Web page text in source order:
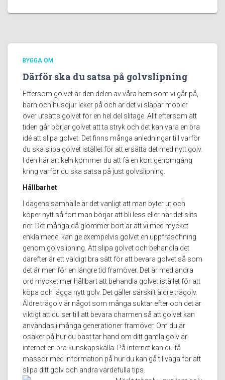
BYGGA OM
Därför ska du satsa på golvslipning
Eftersom golvet är den delen av våra hem som vi går på,
barn och husdjur leker på och är det vi släpar möbler
över utsätts golvet för en hel del slitage. Allt eftersom att
tiden går börjar golvet att ta stryk och det kan vara en bra
idé att slipa golvet. Det finns många anledningar till varför
du ska slipa golvet istället för att ersätta det med nytt golv.
I den här artikeln kommer du att få en kort genomgång
kring varför du ska satsa på just golvslipning.
Hållbarhet
I dagens samhälle är det vanligt att man byter ut och
köper nytt så fort man börjar att bli less eller när det slits
ner. Det många då glömmer bort är att vi med mycket
enkla medel kan ge exempelvis golvet en uppfräschning
genom golvslipning. Att slipa golvet och behandla det
därefter är ett väldigt bra sätt för att bevara golvet så som
det är men för en längre tid framöver. Det är med andra
ord mycket mer hållbart att behandla golvet istället för att
köpa och lägga nytt golv. Det gäller särskilt äldre trägolv.
Äldre trägolv är något som många suktar efter och det är
viktigt att du ser till att bevara charmen så att golvet kan
användas i många generationer framöver. Om du är
osäker på hur du bäst tar hand om ditt gamla golv är
internet en bra kunskapskälla. På internet kan du få
massor med information på hur du kan gå tillväga för att
slipa ditt golv och andra värdefulla tips.